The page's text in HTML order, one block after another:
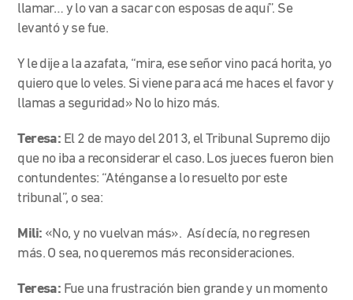
llamar… y lo van a sacar con esposas de aquí”. Se
levantó y se fue.
Y le dije a la azafata, “mira, ese señor vino pacá horita, yo
quiero que lo veles. Si viene para acá me haces el favor y
llamas a seguridad» No lo hizo más.
Teresa: El 2 de mayo del 2013, el Tribunal Supremo dijo
que no iba a reconsiderar el caso. Los jueces fueron bien
contundentes: “Aténganse a lo resuelto por este
tribunal”, o sea:
Mili: «No, y no vuelvan más». Así decía, no regresen
más. O sea, no queremos más reconsideraciones.
Teresa: Fue una frustración bien grande y un momento